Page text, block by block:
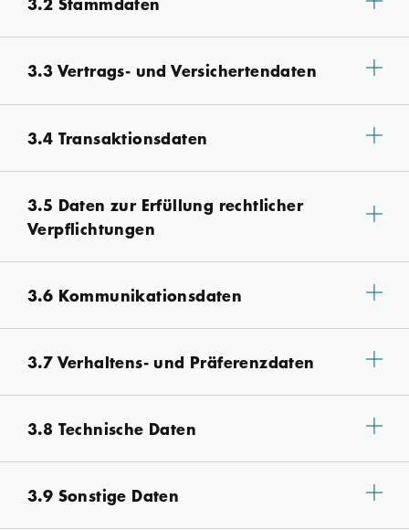
3.3 Vertrags- und Versichertendaten
3.4 Transaktionsdaten
3.5 Daten zur Erfüllung rechtlicher
Verpflichtungen
3.6 Kommunikationsdaten
3.7 Verhaltens- und Präferenzdaten
3.8 Technische Daten
3.9 Sonstige Daten